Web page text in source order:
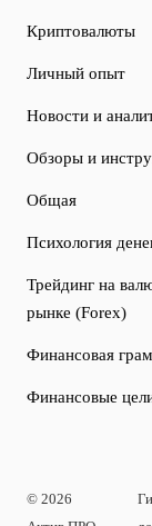
Криптовалюты
Личный опыт
Новости и
Обзоры и
Общая
Психология
Трейдинг на
рынке (Forex)
Финансовая
Финансовые
© 2026